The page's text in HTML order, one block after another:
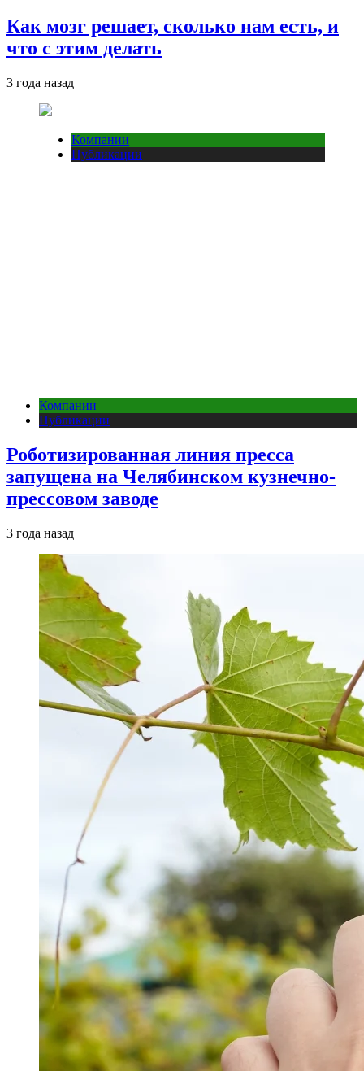
Как мозг решает, сколько нам есть, и
что с этим делать
3 года назад
Компании
Публикации
Компании
Публикации
Роботизированная линия пресса
запущена на Челябинском кузнечно-
прессовом заводе
3 года назад